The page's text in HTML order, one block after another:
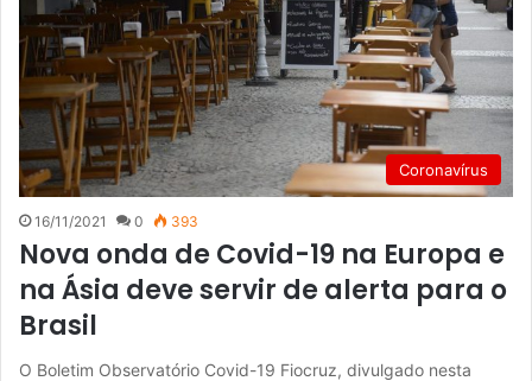
Coronavírus
16/11/2021 0 393
Nova onda de Covid-19 na Europa e
na Ásia deve servir de alerta para o
Brasil
O Boletim Observatório Covid-19 Fiocruz, divulgado nesta